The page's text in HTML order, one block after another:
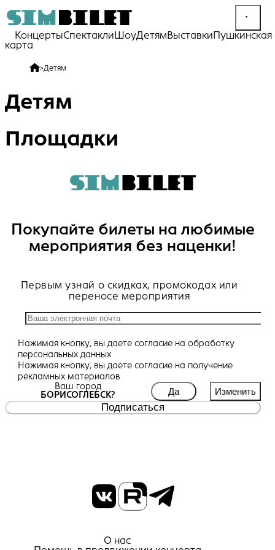
КонцертыСпектакли ШоуДетямВыставкиПушкинская
карта
>Детям
Детям
Площадки
Покупайте билеты на любимые
мероприятия без наценки!
Первым узнай о скидках, промокодах или
переносе мероприятия
Нажимая кнопку, вы даете согласие на обработку
персональных данных
Нажимая кнопку, вы даете согласие на получение
рекламных материалов
Ваш город
БОРИСОГЛЕБСК?
Да Изменить
Подписаться
О нас